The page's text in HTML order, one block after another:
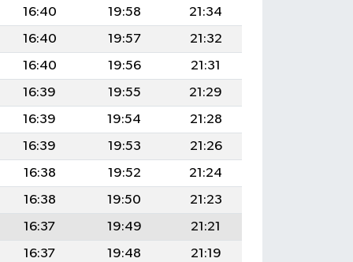
16:40
19:58
21:34
16:40
19:57
21:32
16:40
19:56
21:31
16:39
19:55
21:29
16:39
19:54
21:28
16:39
19:53
21:26
16:38
19:52
21:24
16:38
19:50
21:23
16:37
19:49
21:21
16:37
19:48 21:19